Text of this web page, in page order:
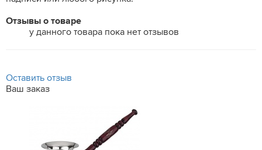
Отзывы о товаре
у данного товара пока нет отзывов
Оставить отзыв
Ваш заказ